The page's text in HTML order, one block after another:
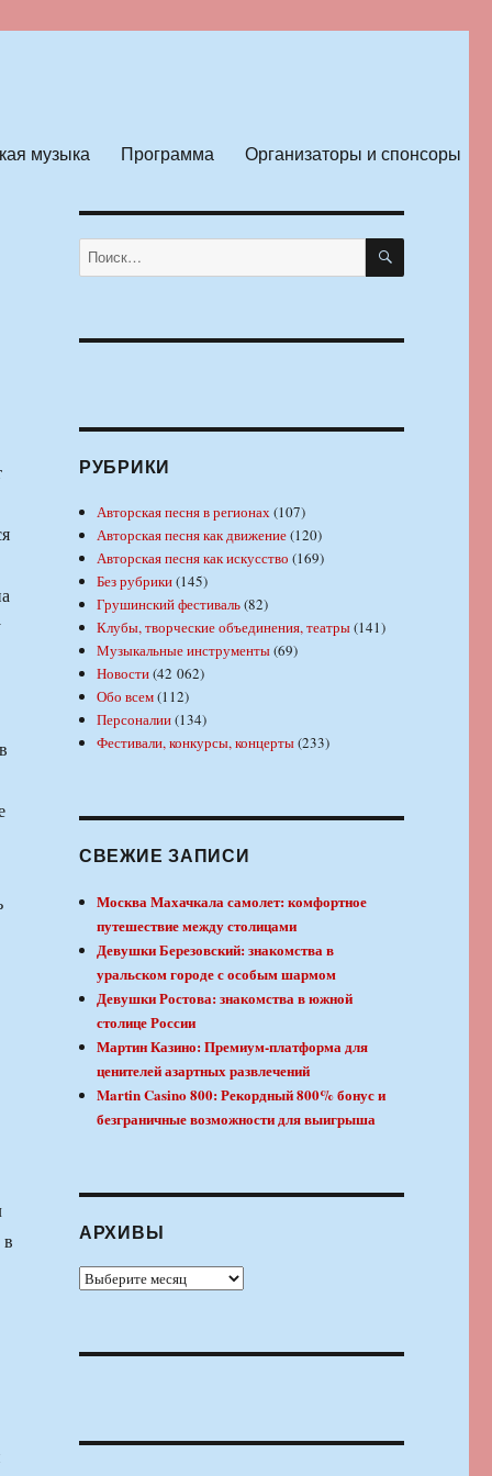
музыка Программа Организаторы и спонсоры
Искать: ПОИСК
РУБРИКИ
Авторская песня в регионах(107)
Авторская песня как движение(120)
Авторская песня как искусство (169)
Без рубрики(145)
Грушинский фестиваль(82)
Клубы, творческие объединения, театры(141)
Музыкальные инструменты(69)
Новости(42 062)
Обо всем(112)
Персоналии(134)
Фестивали, конкурсы, концерты(233)
СВЕЖИЕ ЗАПИСИ
Москва Махачкала самолет: комфортное
путешествие между столицами
Девушки Березовский: знакомства в
уральском городе с особым шармом
Девушки Ростова: знакомства в южной
столице России
Мартин Казино: Премиум-платформа для
ценителей азартных развлечений
Martin Casino 800: Рекордный 800% бонус и
безграничные возможности для выигрыша
АРХИВЫ
Архивы